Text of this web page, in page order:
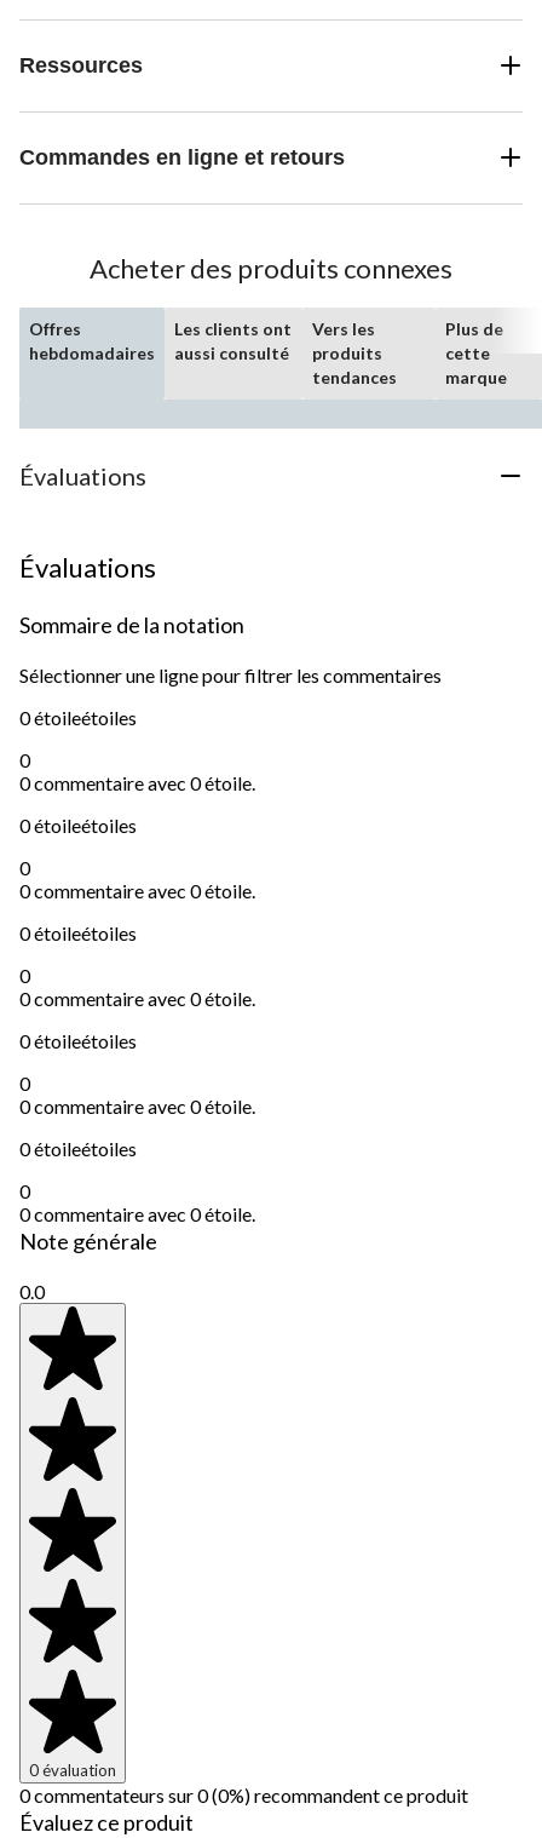
Ressources
Commandes en ligne et retours
Acheter des produits connexes
Offres
hebdomadaires
Les clients ont
aussi consulté
Vers les
produits
tendances
Plus de
cette
marque
Évaluations
Évaluations
Sommaire de la notation
Sélectionner une ligne pour filtrer les commentaires
0 étoileétoiles
0
0 commentaire avec 0 étoile.
0 étoileétoiles
0
0 commentaire avec 0 étoile.
0 étoileétoiles
0
0 commentaire avec 0 étoile.
0 étoileétoiles
0
0 commentaire avec 0 étoile.
0 étoileétoiles
0
0 commentaire avec 0 étoile.
Note générale
0.0
0 évaluation
0 commentateurs sur 0 (0%) recommandent ce produit
Évaluez ce produit